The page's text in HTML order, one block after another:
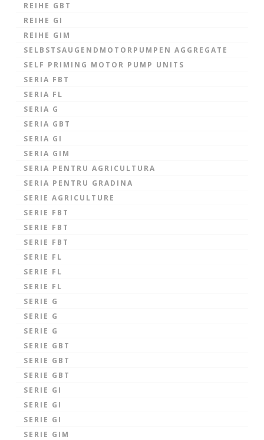
REIHE GBT
REIHE GI
REIHE GIM
SELBSTSAUGENDMOTORPUMPEN AGGREGATE
SELF PRIMING MOTOR PUMP UNITS
SERIA FBT
SERIA FL
SERIA G
SERIA GBT
SERIA GI
SERIA GIM
SERIA PENTRU AGRICULTURA
SERIA PENTRU GRADINA
SERIE AGRICULTURE
SERIE FBT
SERIE FBT
SERIE FBT
SERIE FL
SERIE FL
SERIE FL
SERIE G
SERIE G
SERIE G
SERIE GBT
SERIE GBT
SERIE GBT
SERIE GI
SERIE GI
SERIE GI
SERIE GIM